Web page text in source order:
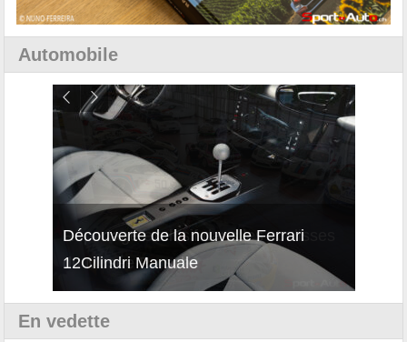
Automobile
Découverte de la nouvelle Ferrari
12Cilindri Manuale
En vedette